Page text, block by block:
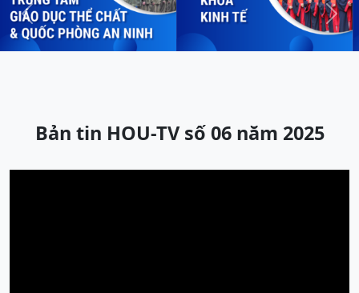
Previous Next
Bản tin HOU-TV số 06 năm 2025